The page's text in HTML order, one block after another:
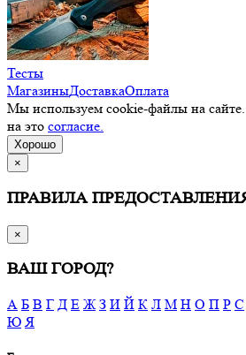
Тесты
МагазиныДоставкаОплата
Мы используем cookie-файлы на
на это согласие.
Хорошо
×
ПРАВИЛА
×
ВАШ ГОРОД?
А Б В Г Д Е Ж З И Й К Л М Н О П Р С
Ю Я